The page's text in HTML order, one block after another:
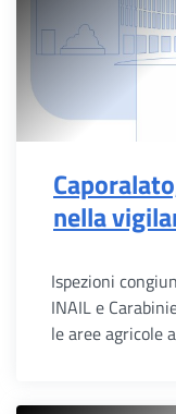
nella
Ispezioni
INAIL e
le aree agricole